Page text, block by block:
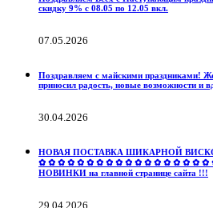
скидку 9% с 08.05 по 12.05 вкл.
07.05.2026
Поздравляем с майскими праздниками!
приносил радость, новые возможности и
30.04.2026
НОВАЯ ПОСТАВКА ШИКАРНОЙ
✿ ✿ ✿ ✿ ✿ ✿ ✿ ✿ ✿ ✿ ✿ ✿ ✿ ✿ ✿ ✿ ✿ ✿ ✿
НОВИНКИ на главной странице сайта !!!
29.04.2026